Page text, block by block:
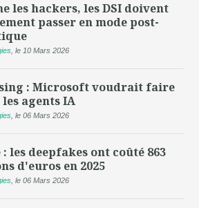
les hackers, les DSI doivent
passer en mode post-
,le 10 Mars 2026
: Microsoft voudrait faire
agents IA
,le 06 Mars 2026
les deepfakes ont coûté 863
d'euros en 2025
,le 06 Mars 2026